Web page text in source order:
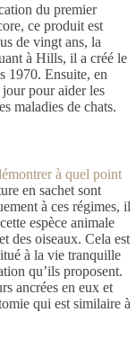
du premier
ce produit est
de vingt ans, la
à Hills, il a créé le
1970. Ensuite, en
pour aider les
maladies de chats.
à quel point
en sachet sont
à ces régimes, il
espèce animale
des oiseaux. Cela est
à la vie tranquille
qu’ils proposent.
ancrées en eux et
qui est similaire à